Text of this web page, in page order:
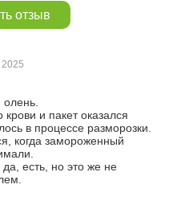
отзыв
и пакет оказался
в процессе разморозки.
когда замороженный
есть, но это же не